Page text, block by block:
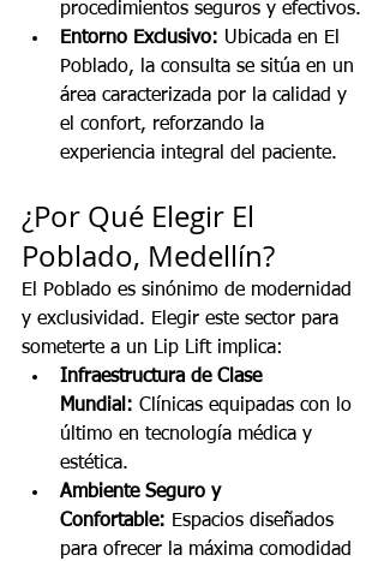
procedimientos seguros y efectivos.
Entorno Exclusivo: Ubicada en El
Poblado, la consulta se sitúa en un
área caracterizada por la calidad y
el confort, reforzando la
experiencia integral del paciente.
¿Por Qué Elegir El
Poblado, Medellín?
El Poblado es sinónimo de modernidad
y exclusividad. Elegir este sector para
someterte a un Lip Lift implica:
Infraestructura de Clase
Mundial: Clínicas equipadas con lo
último en tecnología médica y
estética.
Ambiente Seguro y
Confortable: Espacios diseñados
para ofrecer la máxima comodidad